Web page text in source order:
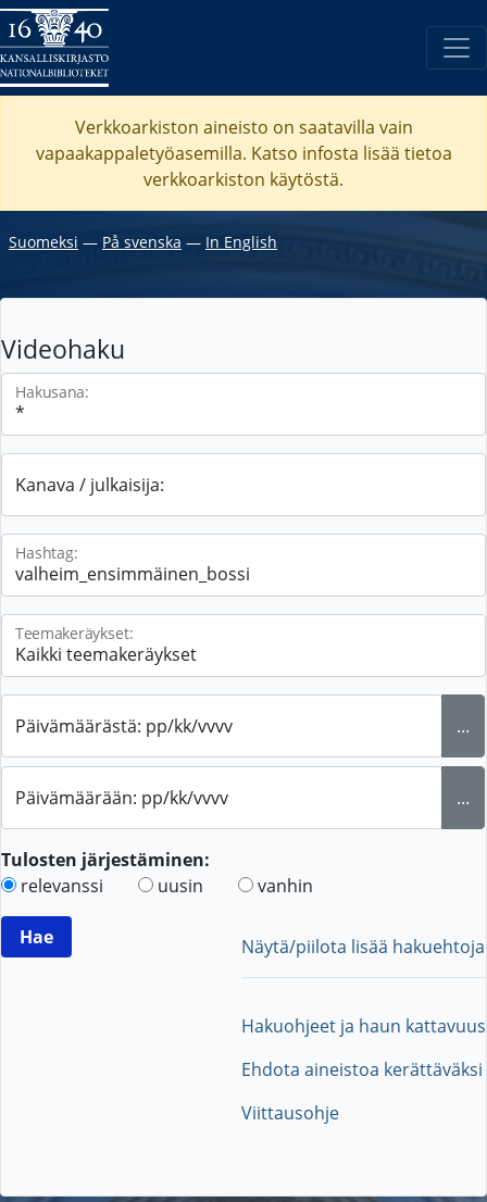
Verkkoarkiston aineisto on saatavilla vain
vapaakappaletyöasemilla. Katso infosta lisää tietoa
verkkoarkiston käytöstä.
Suomeksi ― På svenska ― In English
Videohaku
Hakusana:
Kanava / julkaisija:
Hashtag:
Teemakeräykset:
Päivämäärästä: pp/kk/vvvv ...
Päivämäärään: pp/kk/vvvv ...
Tulosten järjestäminen:
relevanssi
uusin vanhin
Näytä/piilota lisää hakuehtoja
Hakuohjeet ja haun kattavuus
Ehdota aineistoa kerättäväksi
Viittausohje